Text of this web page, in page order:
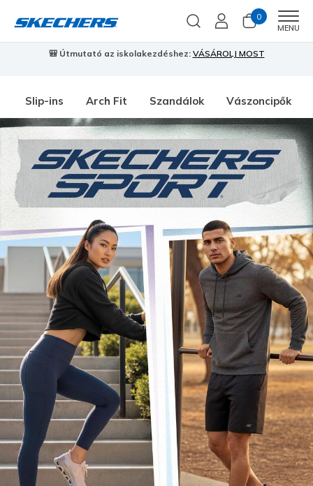
0
MENU
🎒 Útmutató az iskolakezdéshez: VÁSÁROLJ MOST
Slip-ins Arch Fit Szandálok Vászoncipők